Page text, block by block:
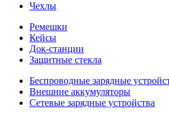
Чехлы
Ремешки
Кейсы
Док-станции
Защитные стекла
Беспроводные зарядные
Внешние аккумуляторы
Сетевые зарядные устройства